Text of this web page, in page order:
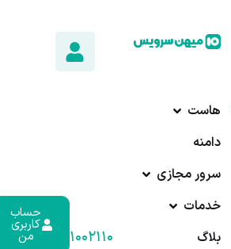
هاست
دامنه
سرور مجازی
خدمات
بلاگ
۰۱۷-۹۱۰۰۲۱۱۰
حساب
کاربری
من